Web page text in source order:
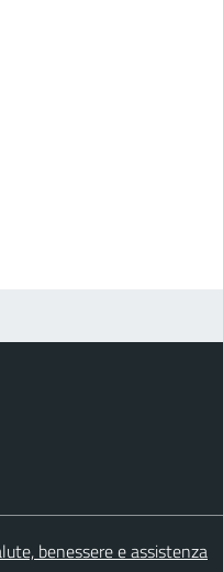
benessere e assistenza